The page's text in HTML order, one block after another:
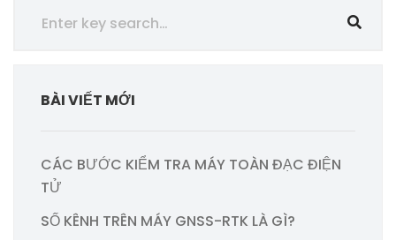
BÀI VIẾT MỚI
CÁC BƯỚC KIỂM TRA MÁY TOÀN ĐẠC ĐIỆN
TỬ
SỐ KÊNH TRÊN MÁY GNSS-RTK LÀ GÌ?